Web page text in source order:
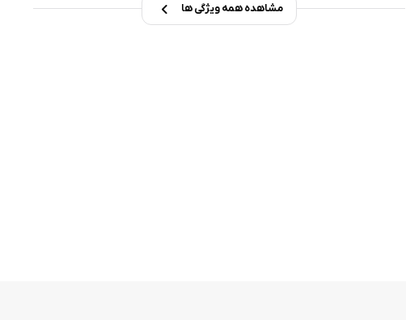
مشاهده همه ویژگی ها